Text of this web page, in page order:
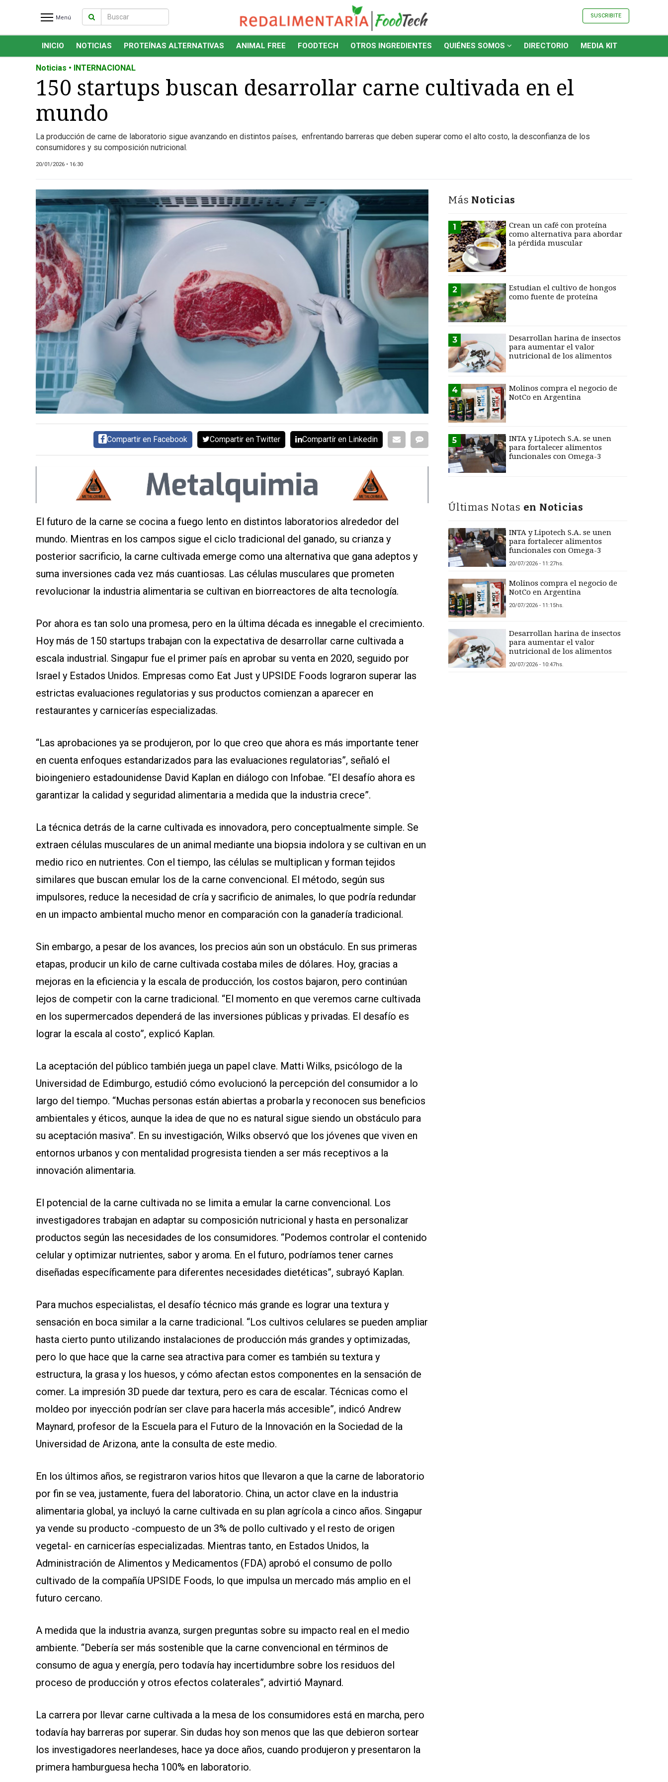
NOTICIAS RECIENTES
NOTICIAS
PROTEÍNAS ALTERNATIVAS
ANIMAL FREE
OTROS INGREDIENTES
MARKETPLACE
MEDIA KIT
SERVICIOS
CONTÁCTENOS
TÉRMINOS
CONDICIONES
POLÍTICAS
PRIVACIDAD
Menú SUSCRIBITE
INICIO NOTICIAS PROTEÍNAS ALTERNATIVAS ANIMAL FREE FOODTECH OTROS INGREDIENTES QUIÉNES SOMOS DIRECTORIO MEDIA KIT
Noticias • INTERNACIONAL
150 startups buscan desarrollar carne cultivada en el
mundo
La producción de carne de laboratorio sigue avanzando en distintos países, enfrentando barreras que deben superar como el alto costo, la desconfianza de los
consumidores y su composición nutricional.
20/01/2026 • 16:30
Compartir en Facebook Compartir en Twitter Compartír en Linkedin
El futuro de la carne se cocina a fuego lento en distintos laboratorios alrededor del
mundo. Mientras en los campos sigue el ciclo tradicional del ganado, su crianza y
posterior sacrificio, la carne cultivada emerge como una alternativa que gana adeptos y
suma inversiones cada vez más cuantiosas. Las células musculares que prometen
revolucionar la industria alimentaria se cultivan en biorreactores de alta tecnología.
Por ahora es tan solo una promesa, pero en la última década es innegable el crecimiento.
Hoy más de 150 startups trabajan con la expectativa de desarrollar carne cultivada a
escala industrial. Singapur fue el primer país en aprobar su venta en 2020, seguido por
Israel y Estados Unidos. Empresas como Eat Just y UPSIDE Foods lograron superar las
estrictas evaluaciones regulatorias y sus productos comienzan a aparecer en
restaurantes y carnicerías especializadas.
“Las aprobaciones ya se produjeron, por lo que creo que ahora es más importante tener
en cuenta enfoques estandarizados para las evaluaciones regulatorias”, señaló el
bioingeniero estadounidense David Kaplan en diálogo con Infobae. “El desafío ahora es
garantizar la calidad y seguridad alimentaria a medida que la industria crece”.
La técnica detrás de la carne cultivada es innovadora, pero conceptualmente simple. Se
extraen células musculares de un animal mediante una biopsia indolora y se cultivan en un
medio rico en nutrientes. Con el tiempo, las células se multiplican y forman tejidos
similares que buscan emular los de la carne convencional. El método, según sus
impulsores, reduce la necesidad de cría y sacrificio de animales, lo que podría redundar
en un impacto ambiental mucho menor en comparación con la ganadería tradicional.
Sin embargo, a pesar de los avances, los precios aún son un obstáculo. En sus primeras
etapas, producir un kilo de carne cultivada costaba miles de dólares. Hoy, gracias a
mejoras en la eficiencia y la escala de producción, los costos bajaron, pero continúan
lejos de competir con la carne tradicional. “El momento en que veremos carne cultivada
en los supermercados dependerá de las inversiones públicas y privadas. El desafío es
lograr la escala al costo”, explicó Kaplan.
La aceptación del público también juega un papel clave. Matti Wilks, psicólogo de la
Universidad de Edimburgo, estudió cómo evolucionó la percepción del consumidor a lo
largo del tiempo. “Muchas personas están abiertas a probarla y reconocen sus beneficios
ambientales y éticos, aunque la idea de que no es natural sigue siendo un obstáculo para
su aceptación masiva”. En su investigación, Wilks observó que los jóvenes que viven en
entornos urbanos y con mentalidad progresista tienden a ser más receptivos a la
innovación alimentaria.
El potencial de la carne cultivada no se limita a emular la carne convencional. Los
investigadores trabajan en adaptar su composición nutricional y hasta en personalizar
productos según las necesidades de los consumidores. “Podemos controlar el contenido
celular y optimizar nutrientes, sabor y aroma. En el futuro, podríamos tener carnes
diseñadas específicamente para diferentes necesidades dietéticas”, subrayó Kaplan.
Para muchos especialistas, el desafío técnico más grande es lograr una textura y
sensación en boca similar a la carne tradicional. “Los cultivos celulares se pueden ampliar
hasta cierto punto utilizando instalaciones de producción más grandes y optimizadas,
pero lo que hace que la carne sea atractiva para comer es también su textura y
estructura, la grasa y los huesos, y cómo afectan estos componentes en la sensación de
comer. La impresión 3D puede dar textura, pero es cara de escalar. Técnicas como el
moldeo por inyección podrían ser clave para hacerla más accesible”, indicó Andrew
Maynard, profesor de la Escuela para el Futuro de la Innovación en la Sociedad de la
Universidad de Arizona, ante la consulta de este medio.
En los últimos años, se registraron varios hitos que llevaron a que la carne de laboratorio
por fin se vea, justamente, fuera del laboratorio. China, un actor clave en la industria
alimentaria global, ya incluyó la carne cultivada en su plan agrícola a cinco años. Singapur
ya vende su producto -compuesto de un 3% de pollo cultivado y el resto de origen
vegetal- en carnicerías especializadas. Mientras tanto, en Estados Unidos, la
Administración de Alimentos y Medicamentos (FDA) aprobó el consumo de pollo
cultivado de la compañía UPSIDE Foods, lo que impulsa un mercado más amplio en el
futuro cercano.
A medida que la industria avanza, surgen preguntas sobre su impacto real en el medio
ambiente. “Debería ser más sostenible que la carne convencional en términos de
consumo de agua y energía, pero todavía hay incertidumbre sobre los residuos del
proceso de producción y otros efectos colaterales”, advirtió Maynard.
La carrera por llevar carne cultivada a la mesa de los consumidores está en marcha, pero
todavía hay barreras por superar. Sin dudas hoy son menos que las que debieron sortear
los investigadores neerlandeses, hace ya doce años, cuando produjeron y presentaron la
primera hamburguesa hecha 100% en laboratorio.
Más Noticias
1
Crean un café con proteína
como alternativa para abordar
la pérdida muscular
2
Estudian el cultivo de hongos
como fuente de proteína
3
Desarrollan harina de insectos
para aumentar el valor
nutricional de los alimentos
4
Molinos compra el negocio de
NotCo en Argentina
5
INTA y Lipotech S.A. se unen
para fortalecer alimentos
funcionales con Omega-3
Últimas Notas en Noticias
INTA y Lipotech S.A. se unen
para fortalecer alimentos
funcionales con Omega-3
20/07/2026 - 11:27hs.
Molinos compra el negocio de
NotCo en Argentina
20/07/2026 - 11:15hs.
Desarrollan harina de insectos
para aumentar el valor
nutricional de los alimentos
20/07/2026 - 10:47hs.